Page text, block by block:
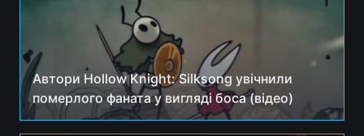
Автори Hollow Knight: Silksong увічнили
померлого фаната у вигляді боса (відео)